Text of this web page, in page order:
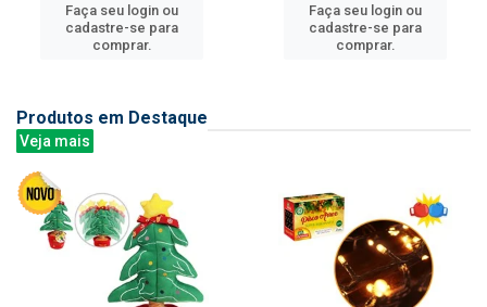
Faça seu login ou
cadastre-se para
comprar.
Faça seu login ou
cadastre-se para
comprar.
Produtos em Destaque
Veja mais